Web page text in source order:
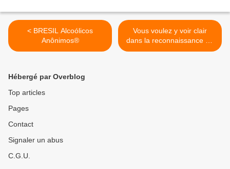
< BRESIL Alcoólicos
Anônimos®
Vous voulez y voir clair
dans la reconnaissance de
la maladie de l’alcoolisme et
Hébergé par Overblog
Top articles
Pages
Contact
Signaler un abus
C.G.U.